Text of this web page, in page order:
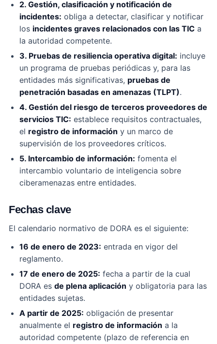
2. Gestión, clasificación y notificación de
incidentes: obliga a detectar, clasificar y notificar
los incidentes graves relacionados con las TIC a
la autoridad competente.
3. Pruebas de resiliencia operativa digital: incluye
un programa de pruebas periódicas y, para las
entidades más significativas, pruebas de
penetración basadas en amenazas (TLPT).
4. Gestión del riesgo de terceros proveedores de
servicios TIC: establece requisitos contractuales,
el registro de información y un marco de
supervisión de los proveedores críticos.
5. Intercambio de información: fomenta el
intercambio voluntario de inteligencia sobre
ciberamenazas entre entidades.
Fechas clave
El calendario normativo de DORA es el siguiente:
16 de enero de 2023: entrada en vigor del
reglamento.
17 de enero de 2025: fecha a partir de la cual
DORA es de plena aplicación y obligatoria para las
entidades sujetas.
A partir de 2025: obligación de presentar
anualmente el registro de información a la
autoridad competente (plazo de referencia en